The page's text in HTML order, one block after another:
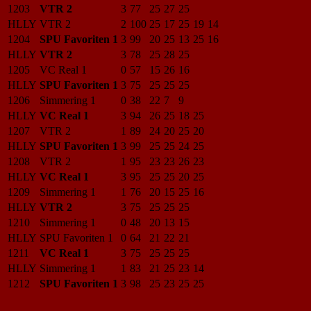
1203
VTR 2 3 77 25 27 25
HLLY VTR 2 2 100 25 17 25 19 14
1204
SPU Favoriten 1 3 99 20 25 13 25 16
HLLY VTR 2 3 78 25 28 25
1205
VC Real 1 0 57 15 26 16
HLLY SPU Favoriten 1 3 75 25 25 25
1206
Simmering 1 0 38 22 7
9
HLLY VC Real 1 3 94 26 25 18 25
1207
VTR 2 1 89 24 20 25 20
HLLY SPU Favoriten 1 3 99 25 25 24 25
1208
VTR 2 1 95 23 23 26 23
HLLY VC Real 1 3 95 25 25 20 25
1209
Simmering 1 1 76 20 15 25 16
HLLY VTR 2 3 75 25 25 25
1210
Simmering 1 0 48 20 13 15
HLLY SPU Favoriten 1 0 64 21 22 21
1211
VC Real 1 3 75 25 25 25
HLLY Simmering 1 1 83 21 25 23 14
1212
SPU Favoriten 1 3 98 25 23 25 25